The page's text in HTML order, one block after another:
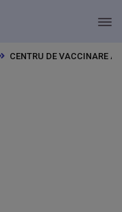
CENTRU DE VACCINARE